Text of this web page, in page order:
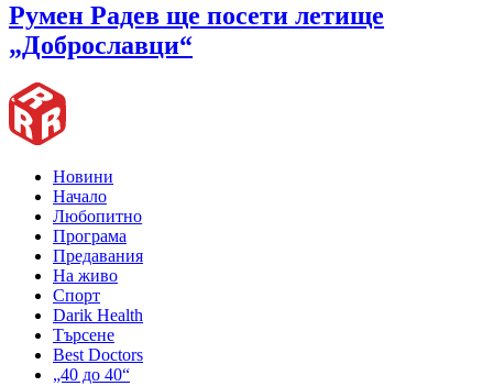
Румен Радев ще посети летище
„Доброславци“
Новини
Начало
Любопитно
Програма
Предавания
На живо
Спорт
Darik Health
Търсене
Best Doctors
„40 до 40“